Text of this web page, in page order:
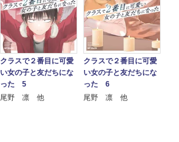
クラスで２番目に可愛
い女の子と友だちにな
った 5
尾野 凛 他
クラスで２番目に可愛
い女の子と友だちにな
った 6
尾野 凛 他